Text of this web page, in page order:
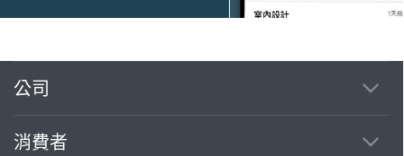
公司
消費者
繼續完成